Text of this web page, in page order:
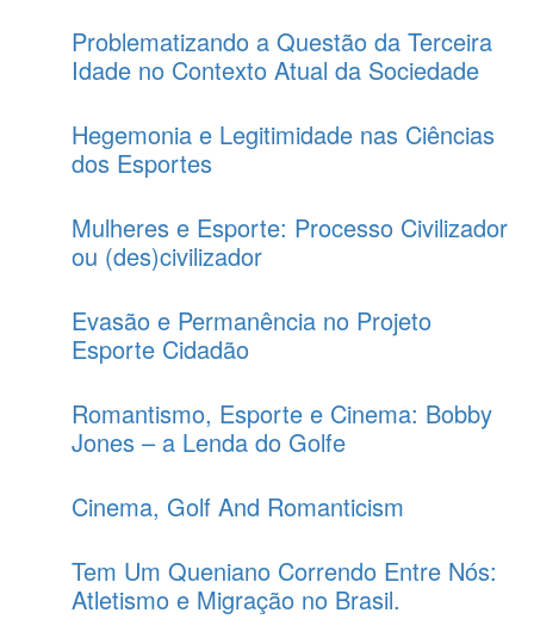
Problematizando a Questão da Terceira
Idade no Contexto Atual da Sociedade
Hegemonia e Legitimidade nas Ciências
dos Esportes
Mulheres e Esporte: Processo Civilizador
ou (des)civilizador
Evasão e Permanência no Projeto
Esporte Cidadão
Romantismo, Esporte e Cinema: Bobby
Jones – a Lenda do Golfe
Cinema, Golf And Romanticism
Tem Um Queniano Correndo Entre Nós:
Atletismo e Migração no Brasil.